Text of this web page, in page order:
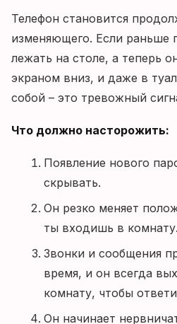
Телефон становится
изменяющего. Если раньше
лежать на столе, а теперь
экраном вниз, и даже в
собой – это тревожный
Что должно насторожить:
Появление нового
скрывать.
Он резко меняет
ты входишь в комнату.
Звонки и сообщения
время, и он всегда
комнату, чтобы
Он начинает